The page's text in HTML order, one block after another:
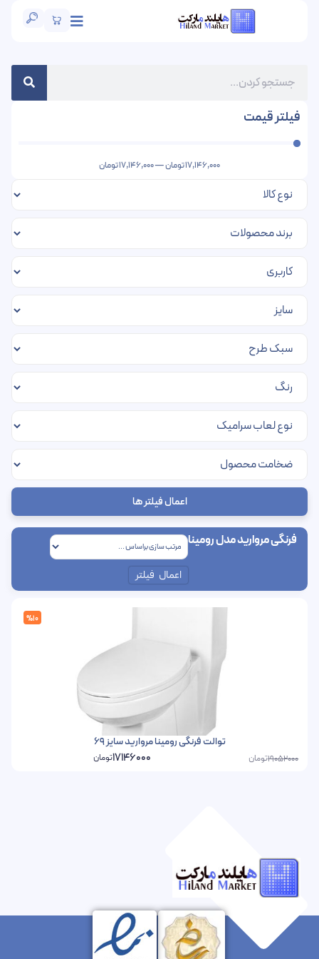
فیلتر قیمت
17,146,000تومان—
17,146,000تومان
اعمال فیلتر ها
فرنگی مروارید مدل رومینا
اعمال فیلتر
%10
توالت فرنگی رومینا مروارید سایز 69
19052000تومان 17146000تومان